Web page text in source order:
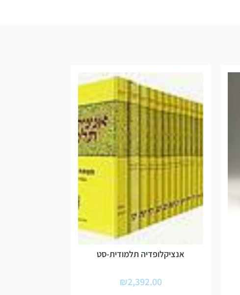
אנציקלופדיה תלמודית-סט
₪2,392.00